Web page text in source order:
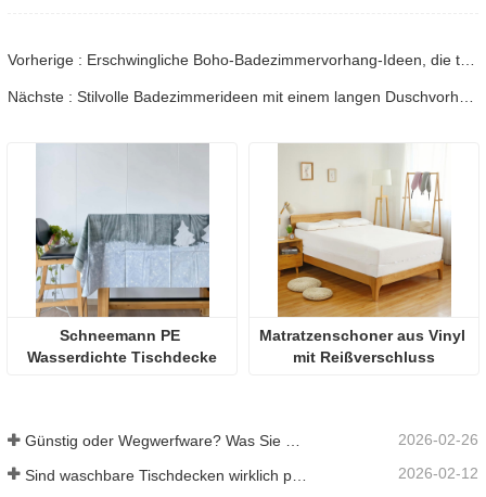
Schneemann PE
Wasserdichte Tischdecke
Matratzenschoner aus Vinyl
mit Reißverschluss
Günstig oder Wegwerfware? Was Sie über preiswerte Tischdecken wissen sollten 2026-02-26
2026-02-12